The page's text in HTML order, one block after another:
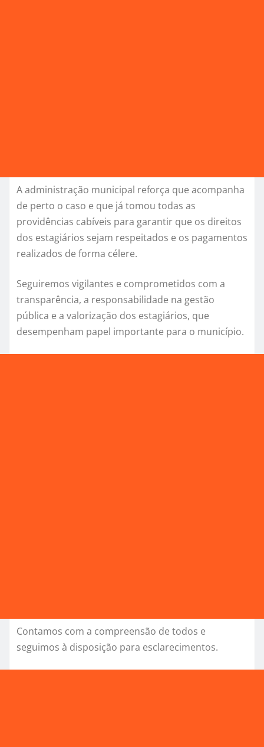
A administração municipal reforça que acompanha
de perto o caso e que já tomou todas as
providências cabíveis para garantir que os direitos
dos estagiários sejam respeitados e os pagamentos
realizados de forma célere.
Seguiremos vigilantes e comprometidos com a
transparência, a responsabilidade na gestão
pública e a valorização dos estagiários, que
desempenham papel importante para o município.
Contamos com a compreensão de todos e
seguimos à disposição para esclarecimentos.